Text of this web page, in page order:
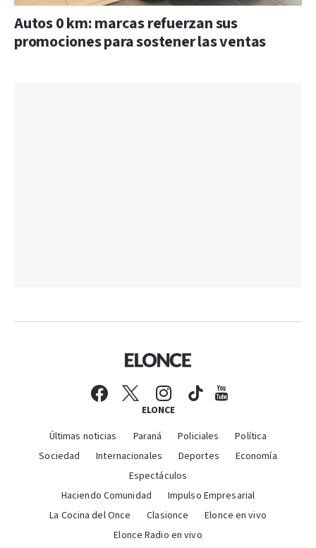
Autos 0 km: marcas refuerzan sus
promociones para sostener las ventas
ELONCE
Últimas noticias Paraná Policiales
Política
Sociedad
Internacionales Deportes
Economía
Espectáculos
Haciendo Comunidad
Impulso Empresarial
La Cocina del Once
Clasionce
Elonce en vivo
Elonce Radio en vivo